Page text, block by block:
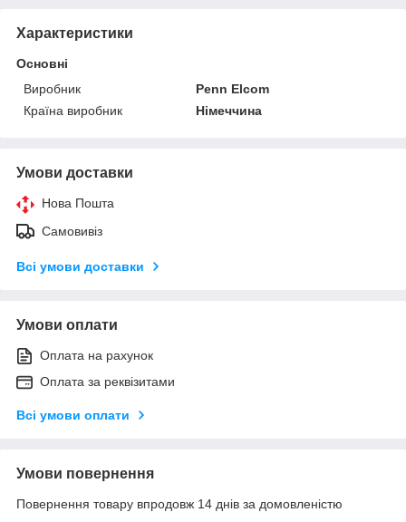
Характеристики
Основні
Виробник
Penn Elcom
Країна виробник
Німеччина
Умови доставки
Нова Пошта
Самовивіз
Всі умови доставки
Умови оплати
Оплата на рахунок
Оплата за реквізитами
Всі умови оплати
Умови повернення
Повернення товару впродовж 14 днів за домовленістю